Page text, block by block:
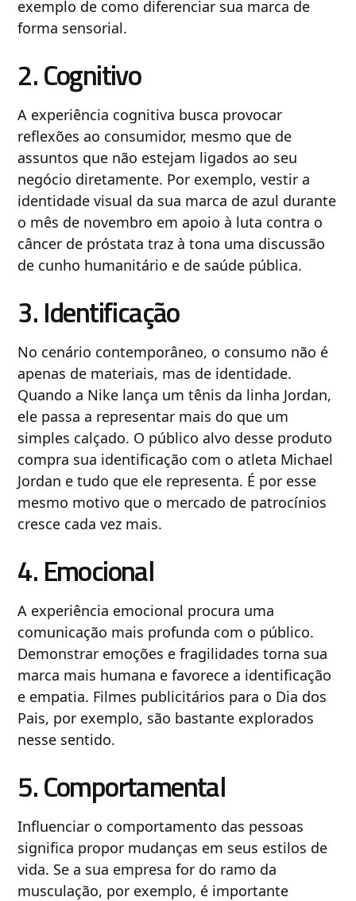
exemplo de como diferenciar sua marca de
forma sensorial.
2. Cognitivo
A experiência cognitiva busca provocar
reflexões ao consumidor, mesmo que de
assuntos que não estejam ligados ao seu
negócio diretamente. Por exemplo, vestir a
identidade visual da sua marca de azul durante
o mês de novembro em apoio à luta contra o
câncer de próstata traz à tona uma discussão
de cunho humanitário e de saúde pública.
3. Identificação
No cenário contemporâneo, o consumo não é
apenas de materiais, mas de identidade.
Quando a Nike lança um tênis da linha Jordan,
ele passa a representar mais do que um
simples calçado. O público alvo desse produto
compra sua identificação com o atleta Michael
Jordan e tudo que ele representa. É por esse
mesmo motivo que o mercado de patrocínios
cresce cada vez mais.
4. Emocional
A experiência emocional procura uma
comunicação mais profunda com o público.
Demonstrar emoções e fragilidades torna sua
marca mais humana e favorece a identificação
e empatia. Filmes publicitários para o Dia dos
Pais, por exemplo, são bastante explorados
nesse sentido.
5. Comportamental
Influenciar o comportamento das pessoas
significa propor mudanças em seus estilos de
vida. Se a sua empresa for do ramo da
musculação, por exemplo, é importante